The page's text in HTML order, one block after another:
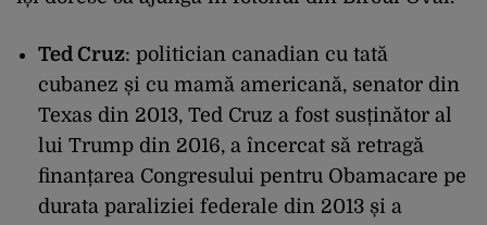
Ted Cruz: politician canadian cu tată
cubanez și cu mamă americană, senator din
Texas din 2013, Ted Cruz a fost susținător al
lui Trump din 2016, a încercat să retragă
finanțarea Congresului pentru Obamacare pe
durata paraliziei federale din 2013 și a